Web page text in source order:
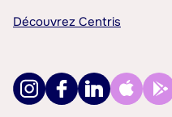
Découvrez Centris